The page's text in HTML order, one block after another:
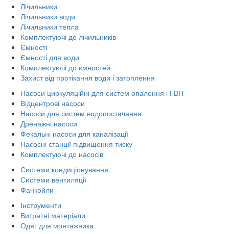
Лічильники
Лічильники води
Лічильники тепла
Комплектуючі до лічильників
Ємності
Ємності для води
Комплектуючі до ємностей
Захист від протікання води і затоплення
Насоси циркуляційні для систем опалення і ГВП
Відцентрові насоси
Насоси для систем водопостачання
Дренажні насоси
Фекальні насоси для каналізації
Насосні станції підвищення тиску
Комплектуючі до насосів
Системи кондиціонування
Системи вентиляції
Фанкойли
Інструменти
Витратні матеріали
Одяг для монтажника